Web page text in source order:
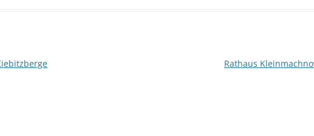
Rathaus